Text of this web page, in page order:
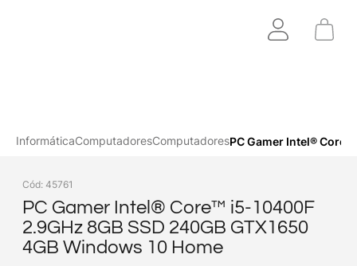
InformáticaComputadoresComputadoresPC Gamer Intel®
Cód: 45761
PC Gamer Intel® Core™ i5-10400F
2.9GHz 8GB SSD 240GB GTX1650
4GB Windows 10 Home